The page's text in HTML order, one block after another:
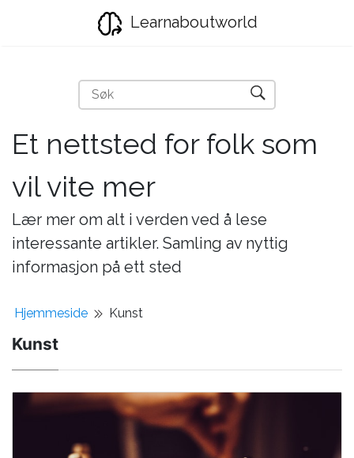
Learnaboutworld
Et nettsted for folk som
vil vite mer
Lær mer om alt i verden ved å lese
interessante artikler. Samling av nyttig
informasjon på ett sted
Hjemmeside Kunst
Kunst